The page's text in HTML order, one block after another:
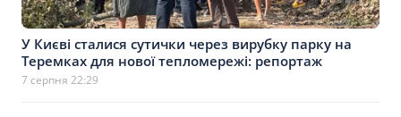
У Києві сталися сутички через вирубку парку на
Теремках для нової тепломережі: репортаж
7 серпня 22:29